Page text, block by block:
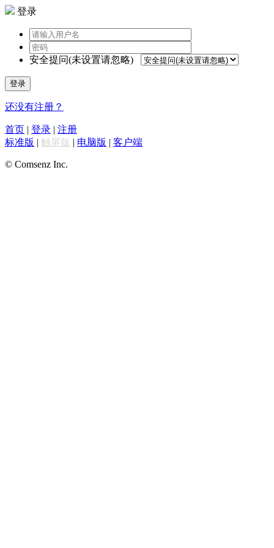
登录
安全提问(未设置请忽略)
登录
还没有注册？
首页 | 登录 | 注册
标准版 | 触屏版 | 电脑版 | 客户端
© Comsenz Inc.